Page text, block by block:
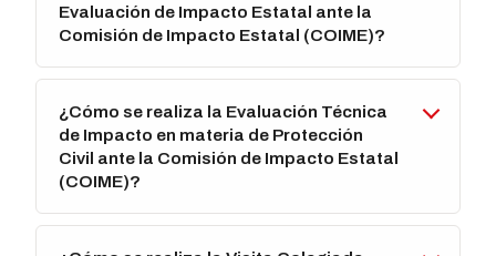
Evaluación de Impacto Estatal ante la
Comisión de Impacto Estatal (COIME)?
¿Cómo se realiza la Evaluación Técnica
de Impacto en materia de Protección
Civil ante la Comisión de Impacto Estatal
(COIME)?